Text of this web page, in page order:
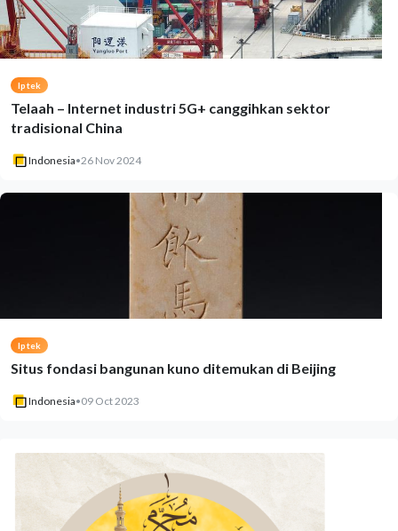
Iptek
Telaah – Internet industri 5G+ canggihkan sektor
tradisional China
Indonesia•26 Nov 2024
Iptek
Situs fondasi bangunan kuno ditemukan di Beijing
Indonesia•09 Oct 2023